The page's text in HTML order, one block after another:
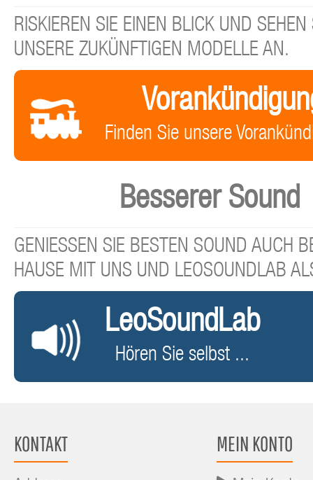
RISKIEREN SIE EINEN BLICK UND SEHEN
UNSERE ZUKÜNFTIGEN MODELLE AN.
Finden Sie unsere
Besserer Sound
GENIESSEN SIE BESTEN SOUND AUCH
HAUSE MIT UNS UND LEOSOUNDLAB
LeoSoundLab
Hören Sie selbst ...
KONTAKT MEIN KONTO